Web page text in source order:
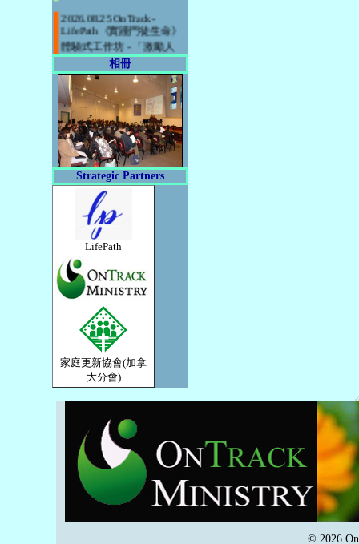
2026.08.25 OnTrack-
LifePath《實踐門徒生命》
體驗式工作坊 - 「激勵人
心的生命 (Inspirational
2026.09.15 OnTrack-
LifePath《實踐門徒生命》
體驗式工作坊 - 「選擇熱
情的生命 (Passionate
Life)」
相冊
Strategic Partners
LifePath
家庭更新協會(加拿
大分會)
© 2026